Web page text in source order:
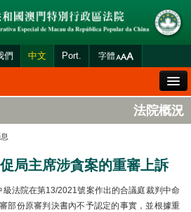
們 中文 Port. 字體
法院概況
局主席涉貪案的重審上訴
法院在第13/2021號案作出的合議庭裁判中命
部份原審判決書內不予認定的事實，並根據重